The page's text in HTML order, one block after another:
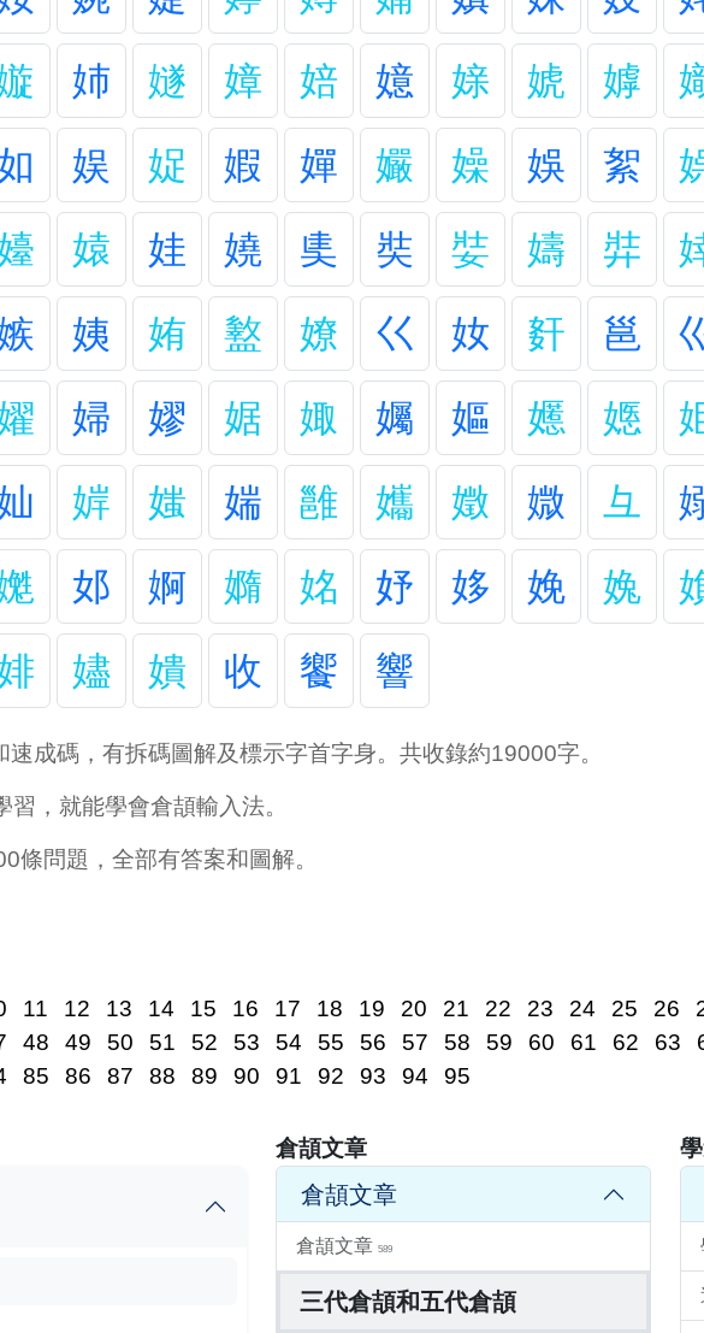
姉 嬘 嫜 婄 嬑 媇 婋 嫭
娱 娖 婽 嬋 孍 嬠 娛 絮
媴 娃 嬈 奊 奘 娤 嬦 弉
姨 姷 盭 嫽 巜 奻 姧 邕
婦 嫪 婮 娵 孎 嫗 嬺 嫕
婩 媸 媏 雝 孈 嬍 媺 彑
邚 婀 嫷 姳 妤 姼 娩 婏
嬧 嬇 收 饗 響
成碼，有拆碼圖解及標示字首字身。共收錄約19000字。
，就能學會倉頡輸入法。
條問題，全部有答案和圖解。
11 12 13 14 15 16 17 18 19 20 21 22 23 24 25 26
48 49 50 51 52 53 54 55 56 57 58 59 60 61 62 63
85 86 87 88 89 90 91 92 93 94 95
倉頡文章
倉頡文章
倉頡文章 589
三代倉頡和五代倉頡